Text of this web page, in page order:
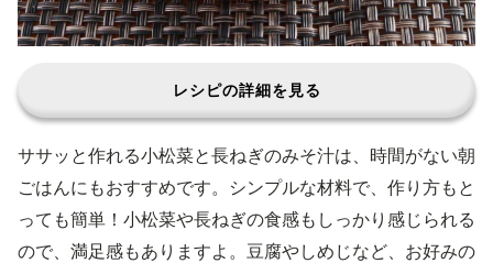
レシピの詳細を見る
ササッと作れる小松菜と長ねぎのみそ汁は、時間がない朝
ごはんにもおすすめです。シンプルな材料で、作り方もと
っても簡単！小松菜や長ねぎの食感もしっかり感じられる
ので、満足感もありますよ。豆腐やしめじなど、お好みの